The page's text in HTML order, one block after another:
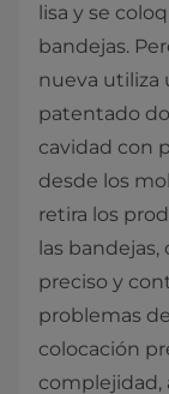
lisa y se
bandejas.
nueva utiliza
patentado
cavidad con
desde los
retira los
las
preciso y
problemas
colocación
complejidad,